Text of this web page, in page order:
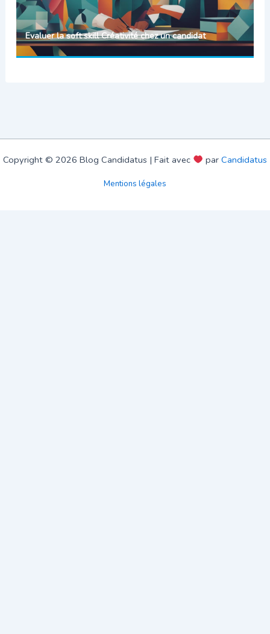
Evaluer la soft skill Créativité chez un candidat
Copyright © 2026 Blog Candidatus | Fait avec par Candidatus
Mentions légales